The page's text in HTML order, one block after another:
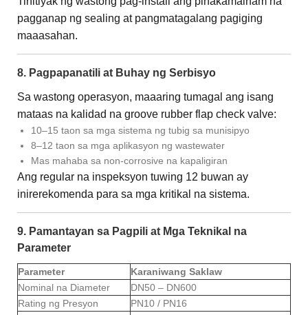
pagganap ng sealing at pangmatagalang pagiging
maaasahan.
8. Pagpapanatili at Buhay ng Serbisyo
Sa wastong operasyon, maaaring tumagal ang isang
mataas na kalidad na groove rubber flap check valve:
10–15 taon sa mga sistema ng tubig sa munisipyo
8–12 taon sa mga aplikasyon ng wastewater
Mas mahaba sa non-corrosive na kapaligiran
Ang regular na inspeksyon tuwing 12 buwan ay
inirerekomenda para sa mga kritikal na sistema.
9. Pamantayan sa Pagpili at Mga Teknikal na
Parameter
Parameter
Karaniwang Saklaw
Nominal na Diameter
DN50 – DN600
Rating ng Presyon
PN10 / PN16